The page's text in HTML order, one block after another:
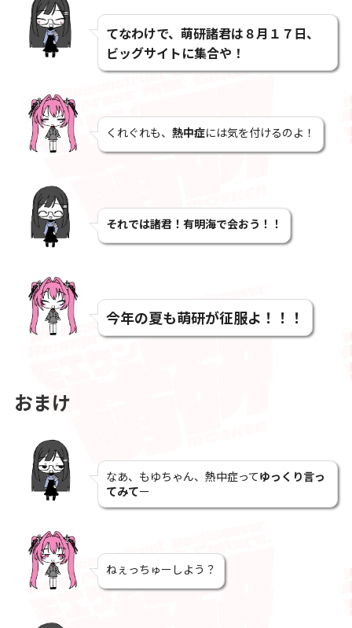
てなわけで、萌研諸君は８月１７日、
ビッグサイトに集合や！
くれぐれも、熱中症には気を付けるのよ！
それでは諸君！有明海で会おう！！
今年の夏も萌研が征服よ！！！
おまけ
なあ、もゆちゃん、熱中症ってゆっくり言っ
てみてー
ねぇっちゅーしよう？